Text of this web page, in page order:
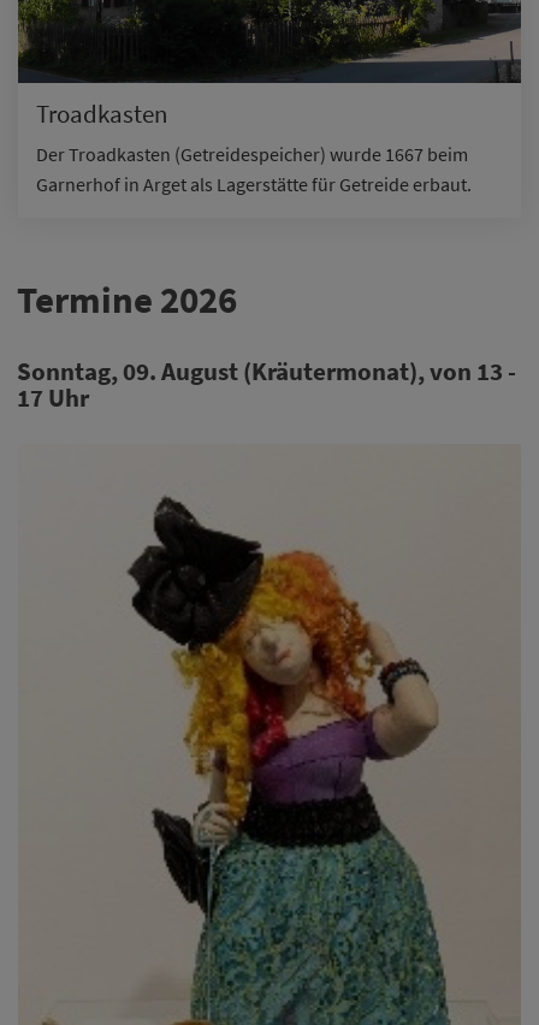
Troadkasten
Der Troadkasten (Getreidespeicher) wurde 1667 beim
Garnerhof in Arget als Lagerstätte für Getreide erbaut.
Termine 2026
Sonntag, 09. August (Kräutermonat), von 13 -
17 Uhr